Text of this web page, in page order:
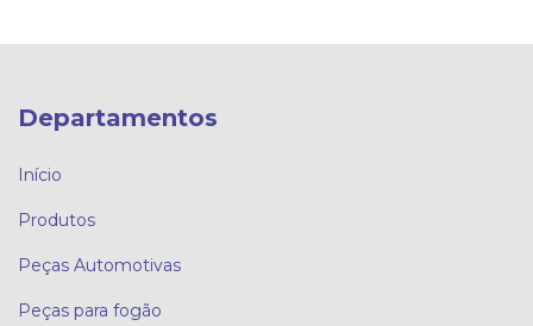
Departamentos
Início
Produtos
Peças Automotivas
Peças para fogão